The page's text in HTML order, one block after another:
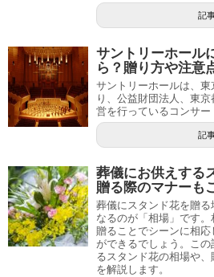
記
サントリーホール
ら？贈り方や注意
サントリーホールは、
り、公益財団法人、東
営を行っているコンサ
記
葬儀にお供えする
贈る際のマナーも
葬儀にスタンド花を贈
なるのが「相場」です
贈ることでシーンに相
ができるでしょう。こ
るスタンド花の相場や
を解説します。